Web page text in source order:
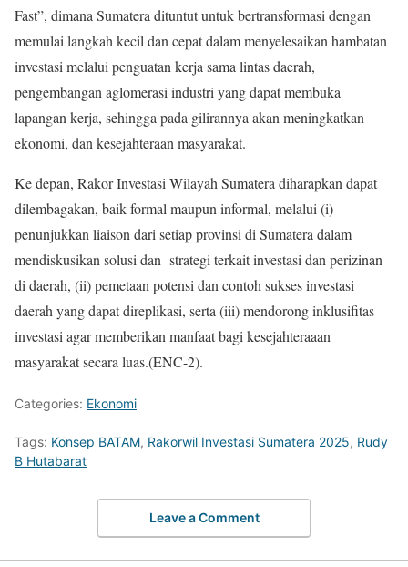
Fast”, dimana Sumatera dituntut untuk bertransformasi dengan
memulai langkah kecil dan cepat dalam menyelesaikan hambatan
investasi melalui penguatan kerja sama lintas daerah,
pengembangan aglomerasi industri yang dapat membuka
lapangan kerja, sehingga pada gilirannya akan meningkatkan
ekonomi, dan kesejahteraan masyarakat.
Ke depan, Rakor Investasi Wilayah Sumatera diharapkan dapat
dilembagakan, baik formal maupun informal, melalui (i)
penunjukkan liaison dari setiap provinsi di Sumatera dalam
mendiskusikan solusi dan strategi terkait investasi dan perizinan
di daerah, (ii) pemetaan potensi dan contoh sukses investasi
daerah yang dapat direplikasi, serta (iii) mendorong inklusifitas
investasi agar memberikan manfaat bagi kesejahteraaan
masyarakat secara luas.(ENC-2).
Categories: Ekonomi
Tags: Konsep BATAM, Rakorwil Investasi Sumatera 2025, Rudy
B Hutabarat
Leave a Comment